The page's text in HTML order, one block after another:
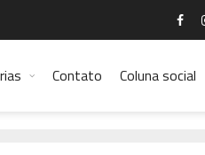
Contato Coluna social